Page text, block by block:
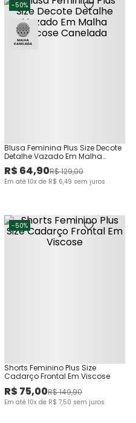
-50%
Blusa Feminina Plus Size Decote
Detalhe Vazado Em Malha
Viscose Canelada
R$64,90R$129,00
Em até 10x de R$ 6,49 sem juros
-50%
Shorts Feminino Plus Size
Cadarço Frontal Em Viscose
R$75,00R$149,90
Em até 10x de R$ 7,50 sem juros